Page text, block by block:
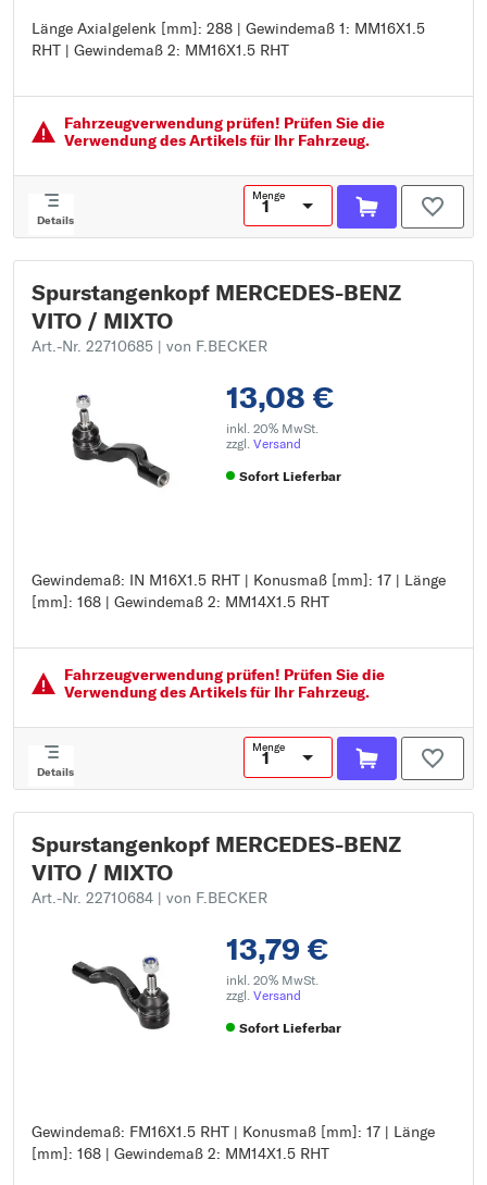
Länge Axialgelenk [mm]: 288 | Gewindemaß 1: MM16X1.5
RHT | Gewindemaß 2: MM16X1.5 RHT
Länge Axialgelenk [mm]: 288
Gewindemaß 1: MM16X1.5 RHT
Fahrzeugver­wendung prüfen! Prüfen Sie die
Verwendung des Artikels für Ihr Fahrzeug.
Details
Menge
Spurstangenkopf MERCEDES-BENZ
VITO / MIXTO
Art.-Nr. 22710685 | von F.BECKER
13,08 €
inkl. 20% MwSt.
zzgl. Versand
Sofort Lieferbar
Gewindemaß: IN M16X1.5 RHT | Konusmaß [mm]: 17 | Länge
[mm]: 168 | Gewindemaß 2: MM14X1.5 RHT
Gewindemaß: IN M16X1.5 RHT
Konusmaß [mm]: 17
Gewindemaß 2: MM14X1.5 RHT
Fahrzeugver­wendung prüfen! Prüfen Sie die
Verwendung des Artikels für Ihr Fahrzeug.
Details
Menge
Spurstangenkopf MERCEDES-BENZ
VITO / MIXTO
Art.-Nr. 22710684 | von F.BECKER
13,79 €
inkl. 20% MwSt.
zzgl. Versand
Sofort Lieferbar
Gewindemaß: FM16X1.5 RHT | Konusmaß [mm]: 17 | Länge
[mm]: 168 | Gewindemaß 2: MM14X1.5 RHT
Gewindemaß: FM16X1.5 RHT
Konusmaß [mm]: 17